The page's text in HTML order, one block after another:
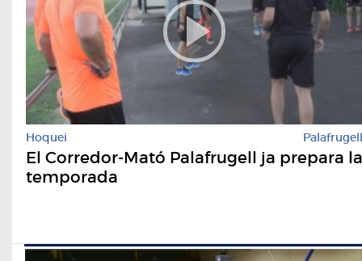
Hoquei Palafrugell
El Corredor-Mató Palafrugell ja prepara la
temporada